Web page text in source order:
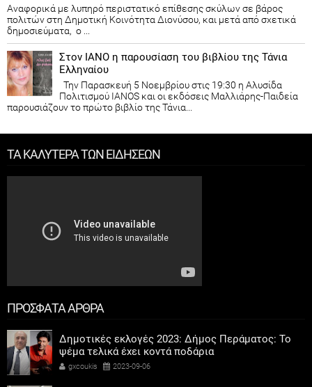
Αναφορικά με λυπηρό περιστατικό επίθεσης σκύλων σε βάρος
πολιτών στη Δημοτική Κοινότητα Διονύσου, και μετά από σχετικά
δημοσιεύματα, ο ...
Στον ΙΑΝΟ η παρουσίαση του βιβλίου της Τάνια
Ελληναίου
Την Παρασκευή 5 Νοεμβρίου στις 19:30 η Αλυσίδα
Πολιτισμού IANOS και οι εκδόσεις Μαλλιάρης-Παιδεία
παρουσιάζουν το πρώτο βιβλίο της Τάνια...
ΤΑ ΚΑΛΥΤΕΡΑ ΤΩΝ ΕΙΔΗΣΕΩΝ
ΠΡΟΣΦΑΤΑ ΑΡΘΡΑ
Δημοτικές εκλογές 2023: Δήμος Περάματος: Το
ψέμα τελικά έχει κοντά ποδάρια
gxcoukis 2023-09-06